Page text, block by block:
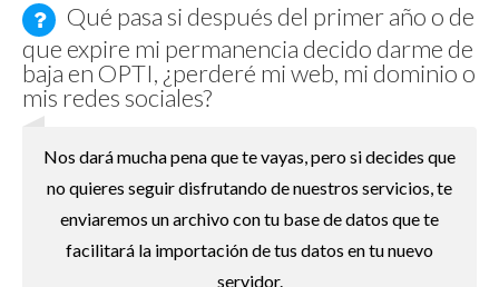
Qué pasa si después del primer año o de
que expire mi permanencia decido darme de
baja en OPTI, ¿perderé mi web, mi dominio o
mis redes sociales?
Nos dará mucha pena que te vayas, pero si decides que
no quieres seguir disfrutando de nuestros servicios, te
enviaremos un archivo con tu base de datos que te
facilitará la importación de tus datos en tu nuevo
servidor.